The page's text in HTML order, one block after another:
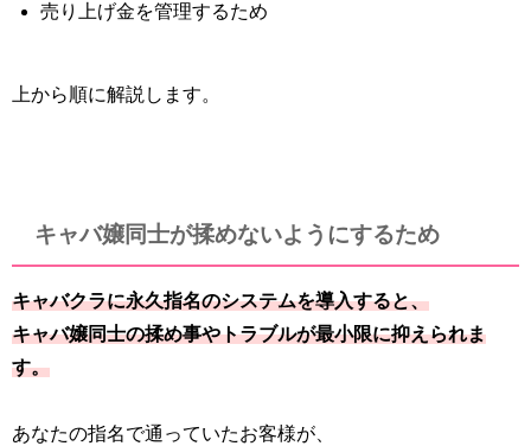
売り上げ金を管理するため
上から順に解説します。
キャバ嬢同士が揉めないようにするため
キャバクラに永久指名のシステムを導入すると、
キャバ嬢同士の揉め事やトラブルが最小限に抑えられま
す。
あなたの指名で通っていたお客様が、